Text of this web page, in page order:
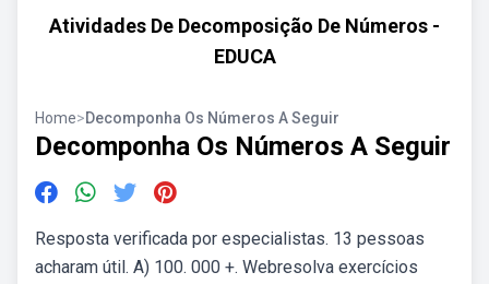
Atividades De Decomposição De Números -
EDUCA
Home>Decomponha Os Números A Seguir
Decomponha Os Números A Seguir
Resposta verificada por especialistas. 13 pessoas
acharam útil. A) 100. 000 +. Webresolva exercícios